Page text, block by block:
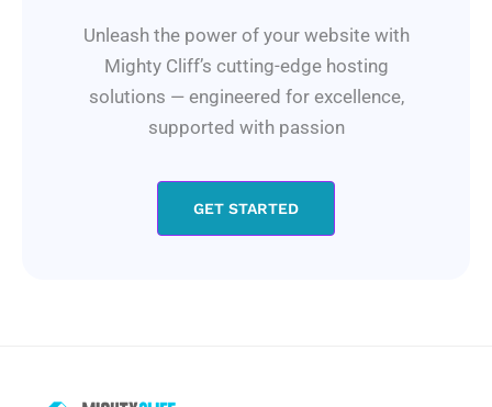
Unleash the power of your website with
Mighty Cliff’s cutting-edge hosting
solutions — engineered for excellence,
supported with passion
GET STARTED